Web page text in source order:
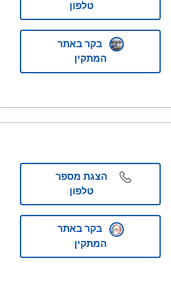
טלפון
בקר באתר
המתקין
הצגת מספר
טלפון
בקר באתר
המתקין